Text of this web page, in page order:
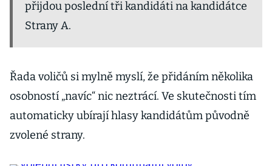
přijdou poslední tři kandidáti na kandidátce
Strany A.
Řada voličů si mylně myslí, že přidáním několika
osobností „navíc“ nic neztrácí. Ve skutečnosti tím
automaticky ubírají hlasy kandidátům původně
zvolené strany.